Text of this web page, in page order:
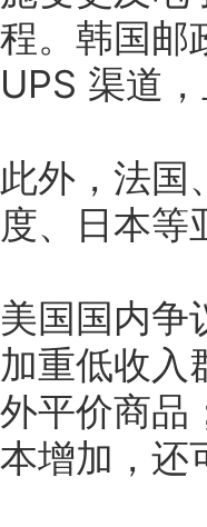
程。韩国邮
UPS 渠道
此外，法国
度、日本等
美国国内争
加重低收入
外平价商品
本增加，还